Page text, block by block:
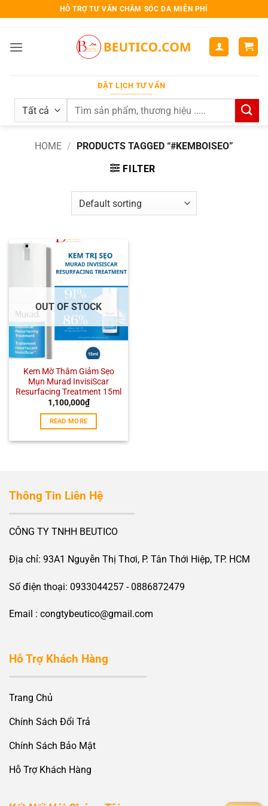
qua
dung
HỖ TRỢ TƯ VẤN CHĂM SÓC DA MIỄN PHÍ
ĐẶT LỊCH TƯ VẤN
Search
HOME / PRODUCTS TAGGED “#KEMBOISEO”
FILTER
OUT OF STOCK
Kem Mờ Thâm Giảm Sẹo
Mụn Murad InvisiScar
Resurfacing Treatment 15ml
1,100,000₫
READ MORE
Thông Tin Liên Hệ
CÔNG TY TNHH BEUTICO
Địa chỉ: 93A1 Nguyễn Thị Thơi, P. Tân Thới Hiệp, TP. HCM
Số điện thoại: 0933044257 - 0886872479
Email : congtybeutico@gmail.com
Hỗ Trợ Khách Hàng
Trang Chủ
Chính Sách Đổi Trả
Chính Sách Bảo Mật
Hỗ Trợ Khách Hàng